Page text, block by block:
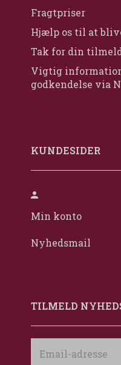
Fragtpriser
Hjælp os til at
Tak for din
Vigtig
godkendelse via
KUNDESIDER
Min konto
Nyhedsmail
TILMELD
adresse